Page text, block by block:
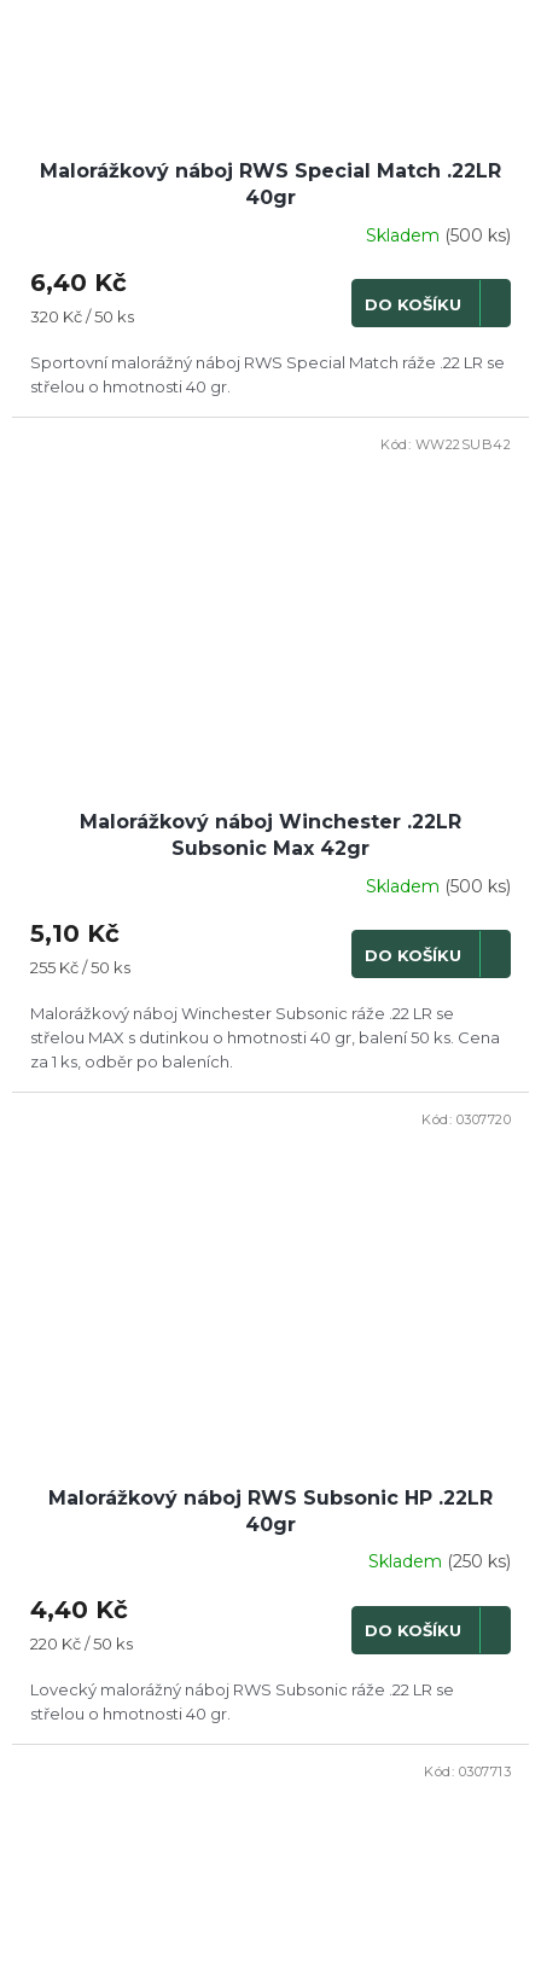
Malorážkový náboj RWS Special Match .22LR
40gr
Skladem (500 ks)
6,40 Kč
Měrná
320 Kč / 50 ks
DO KOŠÍKU
Sportovní malorážný náboj RWS Special Match ráže .22 LR se
střelou o hmotnosti 40 gr.
Malorážkový náboj Winchester .22LR
Subsonic Max 42gr
Skladem (500 ks)
5,10 Kč
Měrná
255 Kč / 50 ks
DO KOŠÍKU
Malorážkový náboj Winchester Subsonic ráže .22 LR se
střelou MAX s dutinkou o hmotnosti 40 gr, balení 50 ks. Cena
za 1 ks, odběr po baleních.
Kód: WW22SUB42
Malorážkový náboj RWS Subsonic HP .22LR
40gr
Skladem (250 ks)
4,40 Kč
Měrná
220 Kč / 50 ks
DO KOŠÍKU
Lovecký malorážný náboj RWS Subsonic ráže .22 LR se
střelou o hmotnosti 40 gr.
Kód: 0307720
Kód: 0307713